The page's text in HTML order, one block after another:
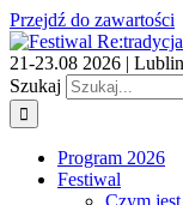
Przejdź do zawartości
21-23.08 2026 |
Szukaj
Program 2026
Festiwal
Czym